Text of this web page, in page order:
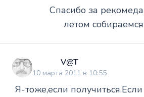
Спасибо за
летом
V@T
10 марта 2011 в 10:55
Я-тоже,если